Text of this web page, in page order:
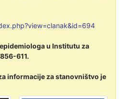
php?view=clanak&id=694
u Institutu za
611.
informacije za stanovništvo je